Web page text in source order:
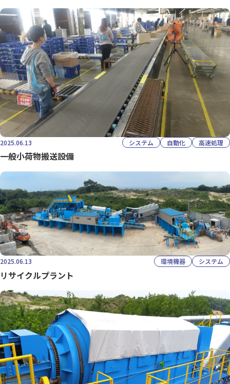
2025.06.13 システム 自動化 高速処理
一般小荷物搬送設備
2025.06.13 環境機器 システム
リサイクルプラント